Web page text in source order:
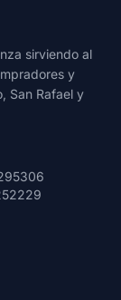
sirviendo al
y
San Rafael y